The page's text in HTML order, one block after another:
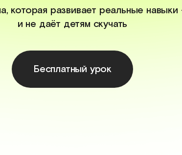
которая развивает реальные
и не даёт детям скучать
Бесплатный урок